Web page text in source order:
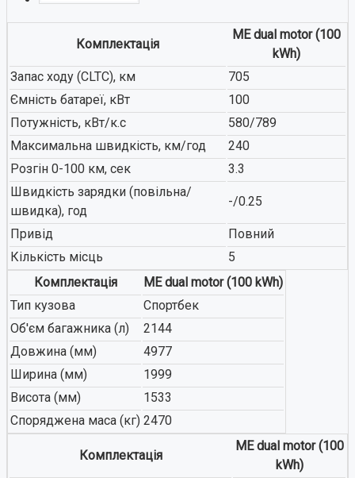
Комплектація
ME dual motor (100
kWh)
Запас ходу (CLTC), км
705
Ємність батареї, кВт
100
Потужність, кВт/к.с
580/789
Максимальна швидкість, км/год
240
Розгін 0-100 км, сек
3.3
Швидкість зарядки (повільна/
швидка), год
-/0.25
Привід
Повний
Кількість місць
5
Комплектація
ME dual motor (100 kWh)
Тип кузова
Спортбек
Об'єм багажника (л)
2144
Довжина (мм)
4977
Ширина (мм)
1999
Висота (мм)
1533
Споряджена маса (кг) 2470
Комплектація
ME dual motor (100
kWh)